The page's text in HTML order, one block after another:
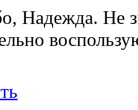
Надежда. Не